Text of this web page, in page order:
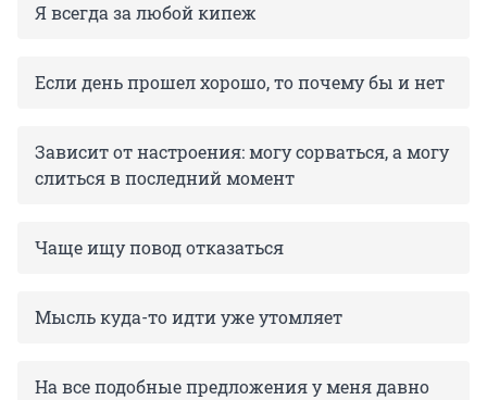
Я всегда за любой кипеж
Если день прошел хорошо, то почему бы и нет
Зависит от настроения: могу сорваться, а могу
слиться в последний момент
Чаще ищу повод отказаться
Мысль куда-то идти уже утомляет
На все подобные предложения у меня давно